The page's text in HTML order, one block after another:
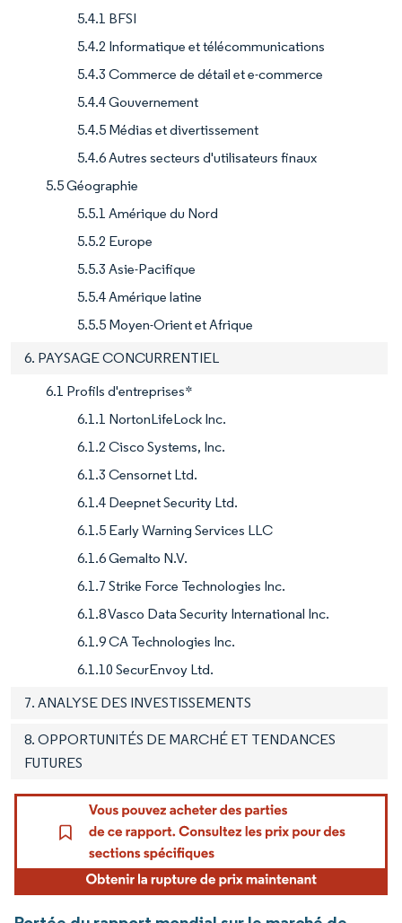
5.4.1 BFSI
5.4.2 Informatique et télécommunications
5.4.3 Commerce de détail et e-commerce
5.4.4 Gouvernement
5.4.5 Médias et divertissement
5.4.6 Autres secteurs d'utilisateurs finaux
5.5 Géographie
5.5.1 Amérique du Nord
5.5.2 Europe
5.5.3 Asie-Pacifique
5.5.4 Amérique latine
5.5.5 Moyen-Orient et Afrique
6. PAYSAGE CONCURRENTIEL
6.1 Profils d'entreprises*
6.1.1 NortonLifeLock Inc.
6.1.2 Cisco Systems, Inc.
6.1.3 Censornet Ltd.
6.1.4 Deepnet Security Ltd.
6.1.5 Early Warning Services LLC
6.1.6 Gemalto N.V.
6.1.7 Strike Force Technologies Inc.
6.1.8 Vasco Data Security International Inc.
6.1.9 CA Technologies Inc.
6.1.10 SecurEnvoy Ltd.
7. ANALYSE DES INVESTISSEMENTS
8. OPPORTUNITÉS DE MARCHÉ ET TENDANCES
FUTURES